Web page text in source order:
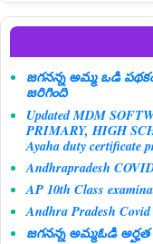
జగనన్న అమ్మ ఒడి
జరిగింది
Updated MDM
PRIMARY, HIGH
Ayaha duty certificate
Andhrapradesh
AP 10th Class
Andhra Pradesh
జగనన్న అమ్మఓడి